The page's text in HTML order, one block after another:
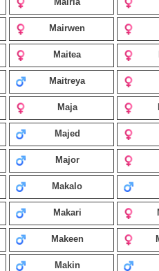
Mairwen
Maitea
Maitreya
Maja
Majed
Major
Makalo
Makari
Makeen
Makin